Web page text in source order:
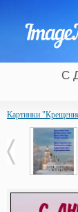
С
Картинки